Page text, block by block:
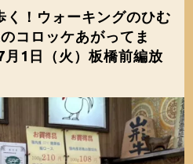
く！ウォーキングのひむ
コロッケあがってま
1日（火）板橋前編放